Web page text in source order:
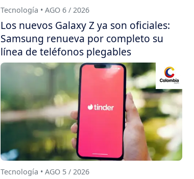
Tecnología • AGO 6 / 2026
Los nuevos Galaxy Z ya son oficiales:
Samsung renueva por completo su
línea de teléfonos plegables
Tecnología • AGO 5 / 2026